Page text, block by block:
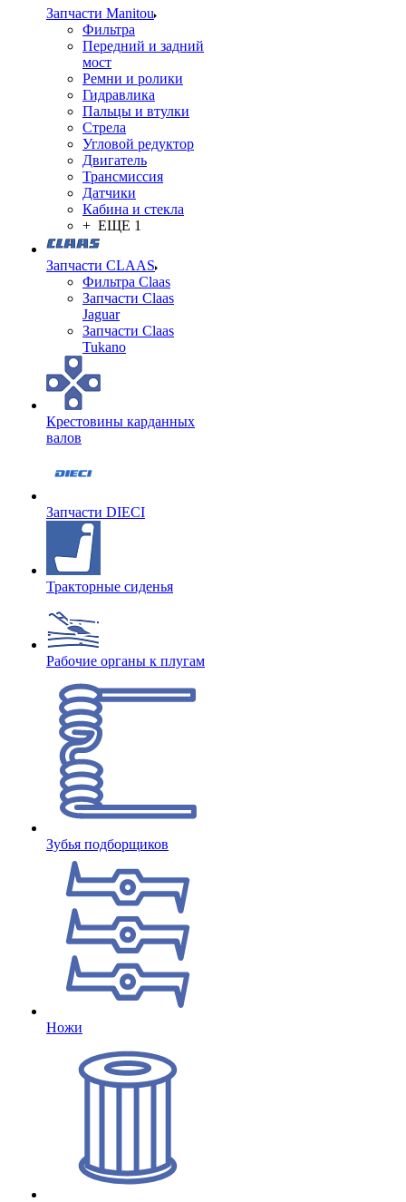
Запчасти Manitou
Фильтра
Передний и задний
мост
Ремни и ролики
Гидравлика
Пальцы и втулки
Стрела
Угловой редуктор
Двигатель
Трансмиссия
Датчики
Кабина и стекла
+ ЕЩЕ 1
Запчасти CLAAS
Фильтра Claas
Запчасти Claas
Jaguar
Запчасти Claas
Tukano
Крестовины карданных
валов
Запчасти DIECI
Тракторные сиденья
Рабочие органы к плугам
Зубья подборщиков
Ножи